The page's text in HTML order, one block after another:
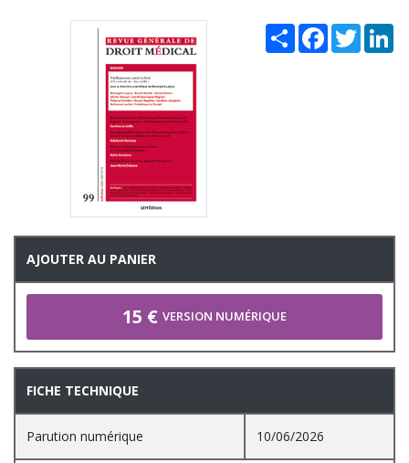
Share Facebook
Twitter
AJOUTER AU PANIER
15 € VERSION NUMÉRIQUE
FICHE TECHNIQUE
Parution numérique 10/06/2026